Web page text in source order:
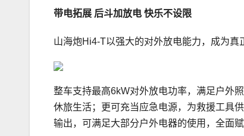
带电拓展 后斗加放电 快乐不设限
山海炮Hi4-T以强大的对外放电能力，成为真
整车支持最高6kW对外放电功率，满足户外
休旅生活；更可充当应急电源，为救援工具
输出，可满足大部分户外电器的使用，全面